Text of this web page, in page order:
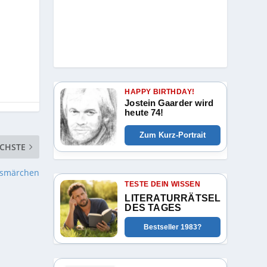
HAPPY BIRTHDAY!
Jostein Gaarder wird
heute 74!
Zum Kurz-Portrait
TESTE DEIN WISSEN
LITERATURRÄTSEL
DES TAGES
Bestseller 1983?